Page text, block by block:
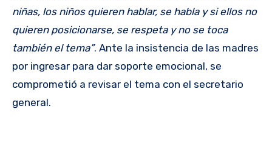
niñas, los niños quieren hablar, se habla y si ellos no
quieren posicionarse, se respeta y no se toca
también el tema”. Ante la insistencia de las madres
por ingresar para dar soporte emocional, se
comprometió a revisar el tema con el secretario
general.